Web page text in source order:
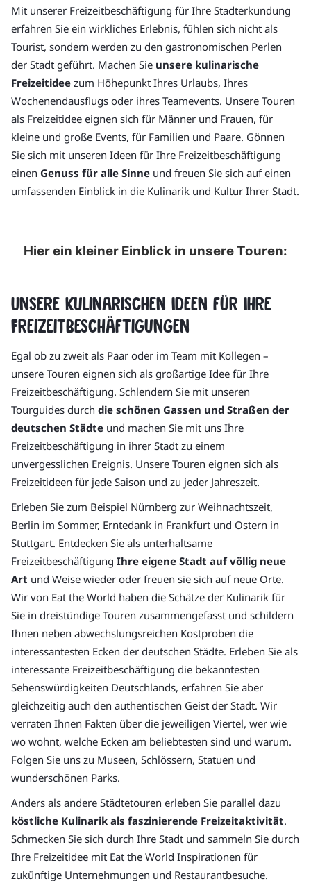
Mit unserer Freizeitbeschäftigung für Ihre Stadterkundung
erfahren Sie ein wirkliches Erlebnis, fühlen sich nicht als
Tourist, sondern werden zu den gastronomischen Perlen
der Stadt geführt. Machen Sie unsere kulinarische
Freizeitidee zum Höhepunkt Ihres Urlaubs, Ihres
Wochenendausflugs oder ihres Teamevents. Unsere Touren
als Freizeitidee eignen sich für Männer und Frauen, für
kleine und große Events, für Familien und Paare. Gönnen
Sie sich mit unseren Ideen für Ihre Freizeitbeschäftigung
einen Genuss für alle Sinne und freuen Sie sich auf einen
umfassenden Einblick in die Kulinarik und Kultur Ihrer Stadt.
Hier ein kleiner Einblick in unsere Touren:
Unsere kulinarischen Ideen für Ihre
Freizeitbeschäftigungen
Egal ob zu zweit als Paar oder im Team mit Kollegen –
unsere Touren eignen sich als großartige Idee für Ihre
Freizeitbeschäftigung. Schlendern Sie mit unseren
Tourguides durch die schönen Gassen und Straßen der
deutschen Städte und machen Sie mit uns Ihre
Freizeitbeschäftigung in ihrer Stadt zu einem
unvergesslichen Ereignis. Unsere Touren eignen sich als
Freizeitideen für jede Saison und zu jeder Jahreszeit.
Erleben Sie zum Beispiel Nürnberg zur Weihnachtszeit,
Berlin im Sommer, Erntedank in Frankfurt und Ostern in
Stuttgart. Entdecken Sie als unterhaltsame
Freizeitbeschäftigung Ihre eigene Stadt auf völlig neue
Art und Weise wieder oder freuen sie sich auf neue Orte.
Wir von Eat the World haben die Schätze der Kulinarik für
Sie in dreistündige Touren zusammengefasst und schildern
Ihnen neben abwechslungsreichen Kostproben die
interessantesten Ecken der deutschen Städte. Erleben Sie als
interessante Freizeitbeschäftigung die bekanntesten
Sehenswürdigkeiten Deutschlands, erfahren Sie aber
gleichzeitig auch den authentischen Geist der Stadt. Wir
verraten Ihnen Fakten über die jeweiligen Viertel, wer wie
wo wohnt, welche Ecken am beliebtesten sind und warum.
Folgen Sie uns zu Museen, Schlössern, Statuen und
wunderschönen Parks.
Anders als andere Städtetouren erleben Sie parallel dazu
köstliche Kulinarik als faszinierende Freizeitaktivität.
Schmecken Sie sich durch Ihre Stadt und sammeln Sie durch
Ihre Freizeitidee mit Eat the World Inspirationen für
zukünftige Unternehmungen und Restaurantbesuche.